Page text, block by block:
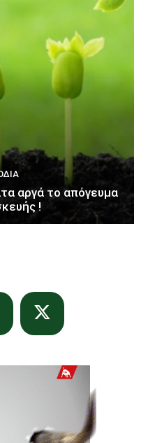
αργά το απόγευμα
!